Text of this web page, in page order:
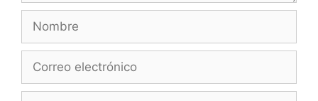
electrónico